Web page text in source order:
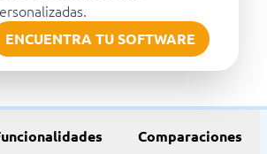
ENCUENTRA TU SOFTWARE
Comparaciones